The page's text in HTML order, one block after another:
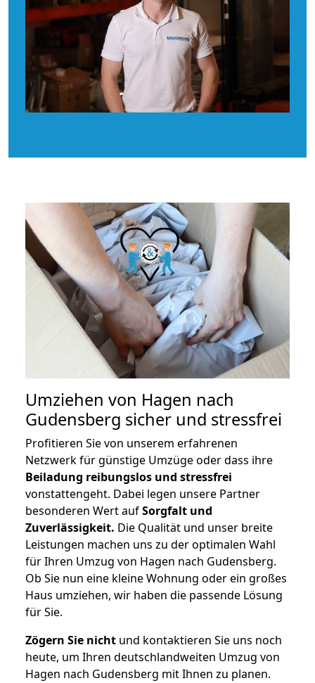
Umziehen von Hagen nach
Gudensberg sicher und stressfrei
Profitieren Sie von unserem erfahrenen
Netzwerk für günstige Umzüge oder dass ihre
Beiladung reibungslos und stressfrei
vonstattengeht. Dabei legen unsere Partner
besonderen Wert aufSorgfalt und
Zuverlässigkeit. Die Qualität und unser breite
Leistungen machen uns zu der optimalen Wahl
für Ihren Umzug von Hagen nach Gudensberg.
Ob Sie nun eine kleine Wohnung oder ein großes
Haus umziehen, wir haben die passende Lösung
für Sie.
Zögern Sie nicht und kontaktieren Sie uns noch
heute, um Ihren deutschlandweiten Umzug von
Hagen nach Gudensberg mit Ihnen zu planen.